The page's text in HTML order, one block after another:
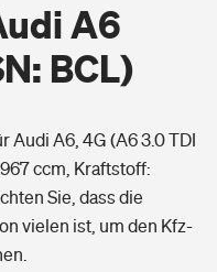
A6
BCL)
Audi A6, 4G (A6 3.0 TDI
ccm, Kraftstoff:
Sie, dass die
vielen ist, um den Kfz-